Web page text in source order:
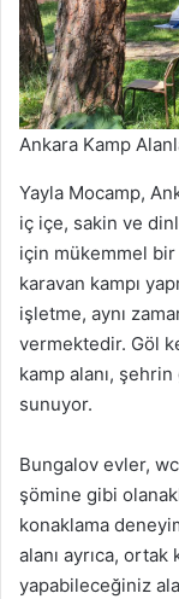
Ankara Kamp
Yayla Mocamp,
iç içe, sakin ve
için mükemmel bir
karavan kampı
işletme, aynı
vermektedir. Göl
kamp alanı,
sunuyor.
Bungalov evler,
şömine gibi
konaklama
alanı ayrıca,
yapabileceğiniz